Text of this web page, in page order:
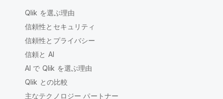
Qlik を選ぶ理由
信頼性とセキュリティ
信頼性とプライバシー
信頼と AI
AI で Qlik を選ぶ理由
Qlik との比較
主なテクノロジー パートナー